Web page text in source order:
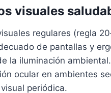
visuales
regulares (regla
de pantallas y
la iluminación ambiental.
ocular en ambientes
periódica.